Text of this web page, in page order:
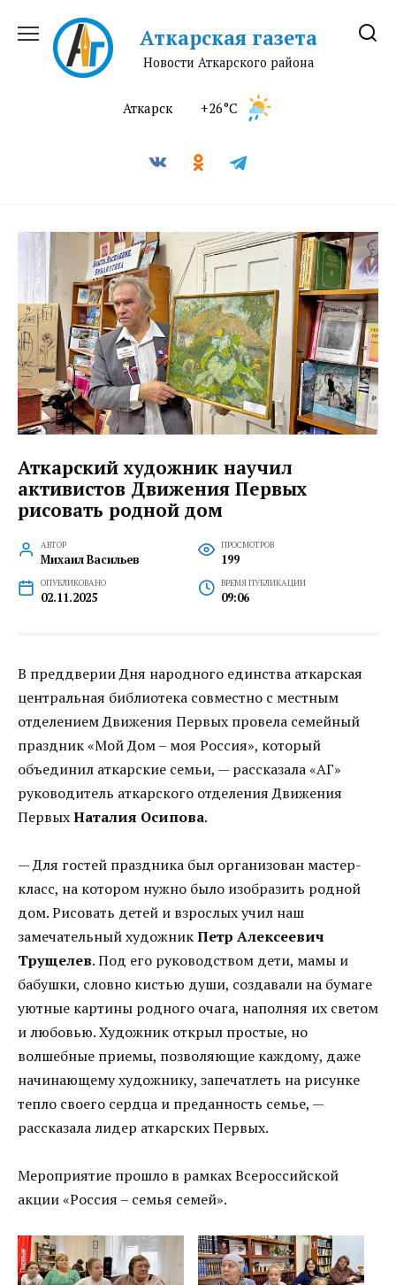
содержанию
Аткарская газета
Новости Аткарского района
Аткарск +26°C
Аткарский художник научил
активистов Движения Первых
рисовать родной дом
АВТОР
Михаил Васильев
ПРОСМОТРОВ
199
ОПУБЛИКОВАНО
02.11.2025
ВРЕМЯ ПУБЛИКАЦИИ
09:06
В преддверии Дня народного единства аткарская
центральная библиотека совместно с местным
отделением Движения Первых провела семейный
праздник «Мой Дом – моя Россия», который
объединил аткарские семьи, — рассказала «АГ»
руководитель аткарского отделения Движения
ПервыхНаталия Осипова.
— Для гостей праздника был организован мастер-
класс, на котором нужно было изобразить родной
дом. Рисовать детей и взрослых учил наш
замечательный художникПетр Алексеевич
Трущелев. Под его руководством дети, мамы и
бабушки, словно кистью души, создавали на бумаге
уютные картины родного очага, наполняя их светом
и любовью. Художник открыл простые, но
волшебные приемы, позволяющие каждому, даже
начинающему художнику, запечатлеть на рисунке
тепло своего сердца и преданность семье, —
рассказала лидер аткарских Первых.
Мероприятие прошло в рамках Всероссийской
акции «Россия – семья семей».